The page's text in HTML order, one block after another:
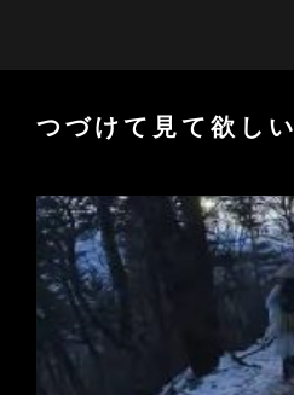
つづけて見て欲しい